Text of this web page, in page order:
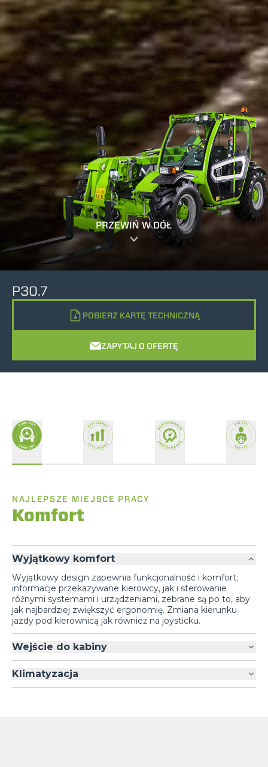
PRZEWIŃ W DÓŁ
P30.7
POBIERZ KARTĘ TECHNICZNĄ
ZAPYTAJ O OFERTĘ
NAJLEPSZE MIEJSCE PRACY
Komfort
Wyjątkowy komfort
Wyjątkowy design zapewnia funkcjonalność i komfort;
informacje przekazywane kierowcy, jak i sterowanie
różnymi systemami i urządzeniami, zebrane są po to, aby
jak najbardziej zwiększyć ergonomię. Zmiana kierunku
jazdy pod kierownicą jak również na joysticku.
Wejście do kabiny
Klimatyzacja